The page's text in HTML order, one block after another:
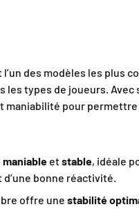
l’un des modèles les plus
les types de joueurs. Avec
pour permettre
maniable etstable, idéale
bonne réactivité.
offre une stabilité